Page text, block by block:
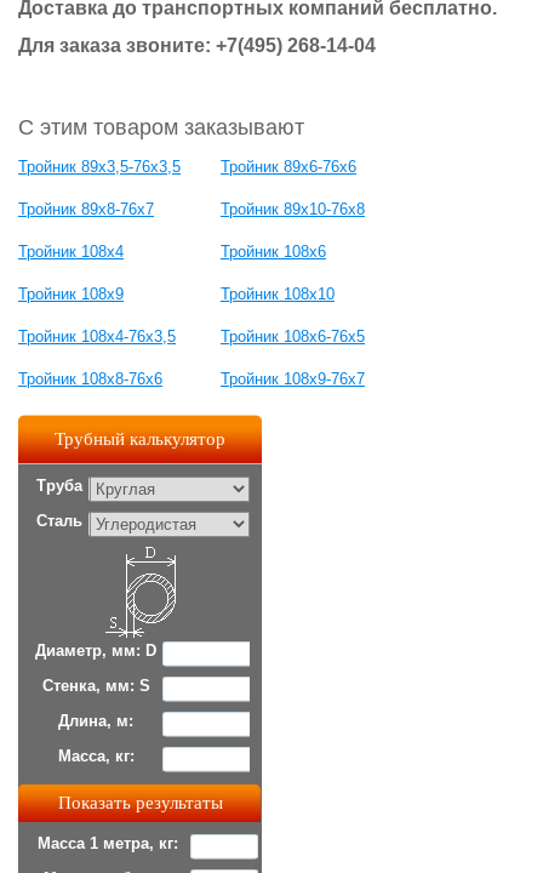
Доставка до транспортных компаний бесплатно.
Для заказа звоните: +7(495) 268-14-04
С этим товаром заказывают
Тройник 89х3,5-76х3,5 Тройник 89х6-76х6
Тройник 89х8-76х7 Тройник 89х10-76х8
Тройник 108х4 Тройник 108х6
Тройник 108х9 Тройник 108х10
Тройник 108х4-76х3,5 Тройник 108x6-76x5
Тройник 108x8-76x6 Тройник 108х9-76х7
Трубный калькулятор
Труба
Сталь
Диаметр, мм: D
Стенка, мм: S
Длина, м:
Масса, кг:
Масса 1 метра, кг: